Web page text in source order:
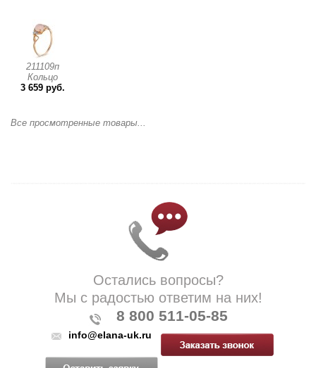
211109п
Кольцо
3 659 руб.
Все просмотренные товары...
Остались вопросы?
Мы с радостью ответим на них!
8 800 511-05-85
info@elana-uk.ru